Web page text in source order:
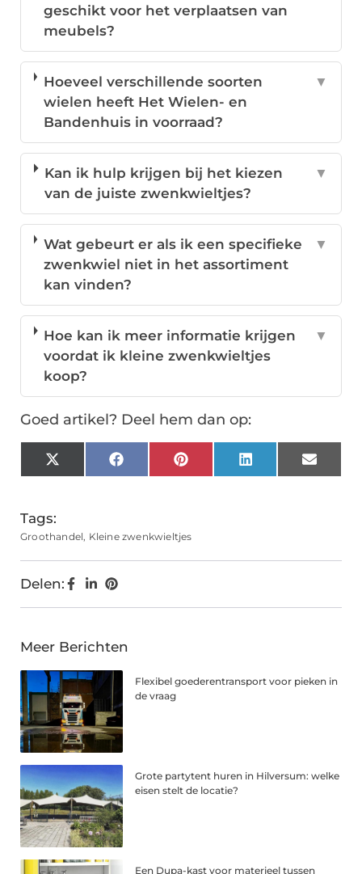
geschikt voor het verplaatsen van
meubels?
Hoeveel verschillende soorten
wielen heeft Het Wielen- en
Bandenhuis in voorraad?
▼
Kan ik hulp krijgen bij het kiezen
van de juiste zwenkwieltjes?
▼
Wat gebeurt er als ik een specifieke
zwenkwiel niet in het assortiment
kan vinden?
▼
Hoe kan ik meer informatie krijgen
voordat ik kleine zwenkwieltjes
koop?
▼
Goed artikel? Deel hem dan op:
X
(Twitter)
FacebookPinterestLinkedInEmail
Tags:
Groothandel, Kleine zwenkwieltjes
Delen:
Meer Berichten
Flexibel goederentransport voor pieken in
de vraag
Grote partytent huren in Hilversum: welke
eisen stelt de locatie?
Een Dupa-kast voor materieel tussen